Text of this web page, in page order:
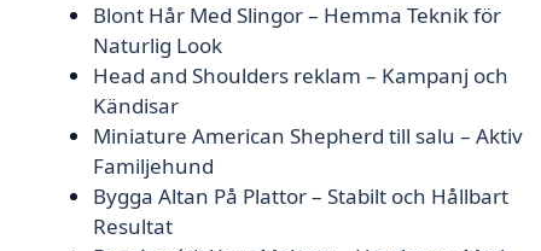
Blont Hår Med Slingor – Hemma Teknik för
Naturlig Look
Head and Shoulders reklam – Kampanj och
Kändisar
Miniature American Shepherd till salu – Aktiv
Familjehund
Bygga Altan På Plattor – Stabilt och Hållbart
Resultat